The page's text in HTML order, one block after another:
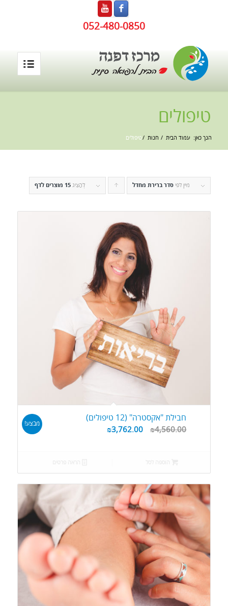
052-480-0850
טיפולים
הנך כאן: עמוד הבית / חנות /טיפולים
מיין לפי סדר ברירת מחדל לחץ
מוצרים
עולה
לְהַצִיג 15 מוצרים לדף
חבילת "אקסטרה" (12 טיפולים)
₪4,560.00
₪3,762.00
מבצע!